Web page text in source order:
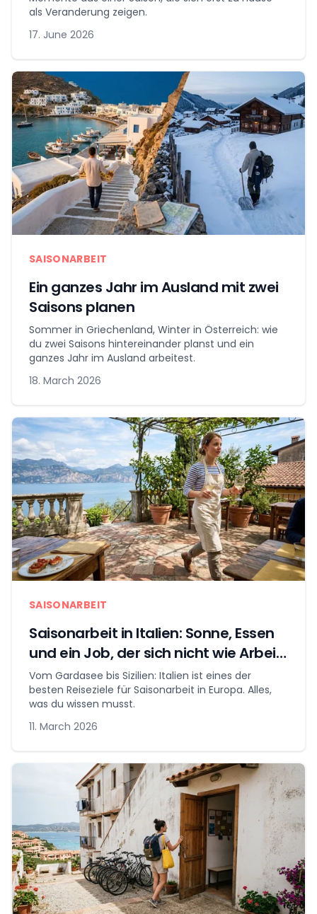
als Veranderung zeigen.
17. June 2026
SAISONARBEIT
Ein ganzes Jahr im Ausland mit zwei
Saisons planen
Sommer in Griechenland, Winter in Österreich: wie
du zwei Saisons hintereinander planst und ein
ganzes Jahr im Ausland arbeitest.
18. March 2026
SAISONARBEIT
Saisonarbeit in Italien: Sonne, Essen
und ein Job, der sich nicht wie Arbeit
anfühlt
Vom Gardasee bis Sizilien: Italien ist eines der
besten Reiseziele für Saisonarbeit in Europa. Alles,
was du wissen musst.
11. March 2026